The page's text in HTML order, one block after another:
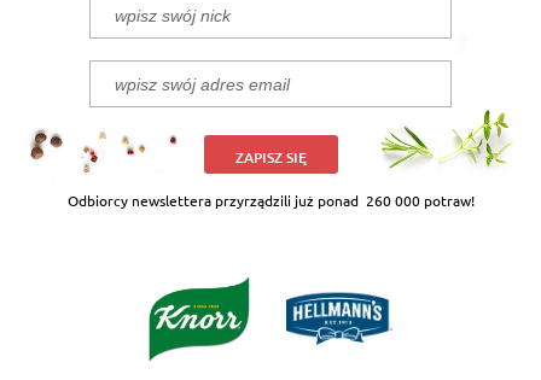
ZAPISZ SIĘ
Odbiorcy newslettera przyrządzili już ponad 260 000 potraw!